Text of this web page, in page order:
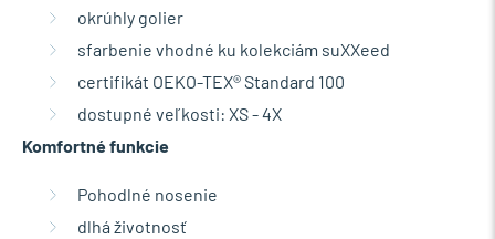
okrúhly golier
sfarbenie vhodné ku kolekciám suXXeed
certifikát OEKO-TEX® Standard 100
dostupné veľkosti: XS - 4X
Komfortné funkcie
Pohodlné nosenie
dlhá životnosť